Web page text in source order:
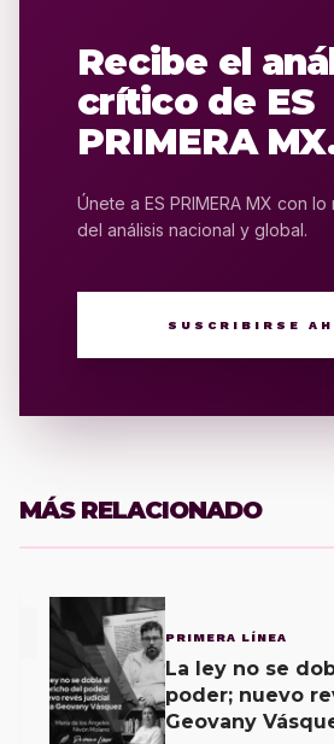
Recibe el
crítico de ES
PRIMERA
Únete a ES PRIMERA MX con
del análisis nacional y global.
SUSCRIBIRSE
MÁS RELACIONADO
PRIMERA LÍNEA
La ley no se
poder; nuevo
Geovany